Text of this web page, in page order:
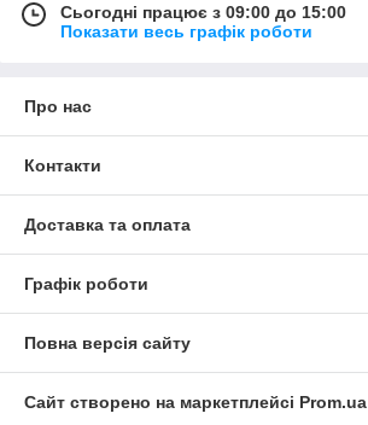
Сьогодні працює з 09:00 до 15:00
Показати весь графік роботи
Про нас
Контакти
Доставка та оплата
Графік роботи
Повна версія сайту
Сайт створено на маркетплейсі Prom.ua